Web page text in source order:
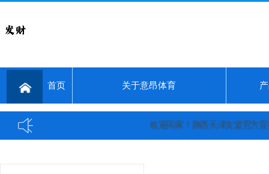
首页 关于意昂体育
欢迎回家！陕西天泽女篮官方宣布